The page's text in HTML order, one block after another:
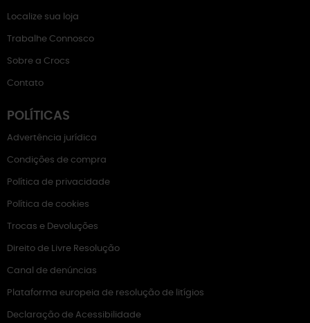
Localize sua loja
Trabalhe Connosco
Sobre a Crocs
Contato
POLÍTICAS
Advertência jurídica
Condições de compra
Política de privacidade
Política de cookies
Trocas e Devoluções
Direito de Livre Resolução
Canal de denúncias
Plataforma europeia de resolução de litígios
Declaração de Acessibilidade